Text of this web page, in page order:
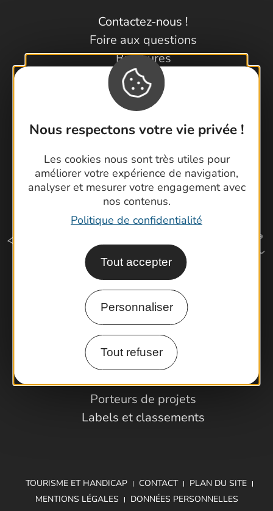
Nous respectons votre vie privée !
Les cookies nous sont très utiles pour
améliorer votre expérience de navigation,
analyser et mesurer votre engagement avec
nos contenus.
Politique de confidentialité
Tout accepter
Personnaliser
Tout refuser
Contactez-nous !
Foire aux questions
Brochures
Cartoguides et Topoguides
Latitude Gard
Comment venir ?
Espace Pro
Observatoire
Partenaires et Pros
Porteurs de projets
Labels et classements
TOURISME ET HANDICAP CONTACT
PLAN DU SITE
MENTIONS LÉGALES
DONNÉES PERSONNELLES